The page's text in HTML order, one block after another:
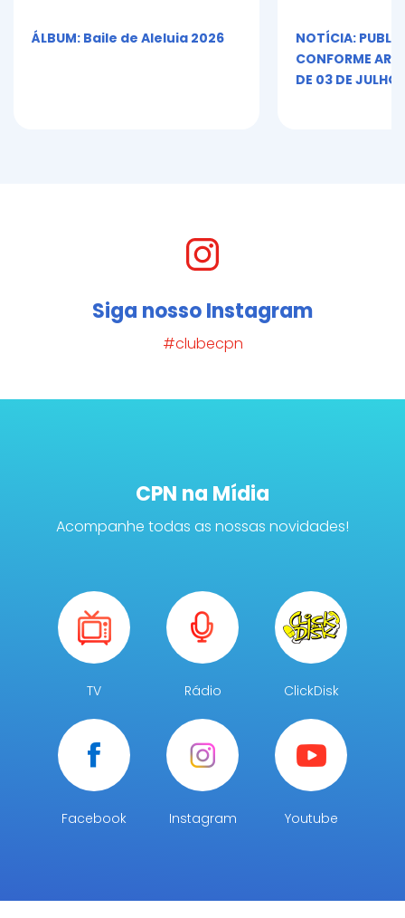
ÁLBUM: Baile de Aleluia 2026
NOTÍCIA:
CONFORME ART.
DE 03 DE JULHO
Siga nosso Instagram
#clubecpn
CPN na Mídia
Acompanhe todas as nossas novidades!
TV Rádio ClickDisk
Facebook Instagram Youtube